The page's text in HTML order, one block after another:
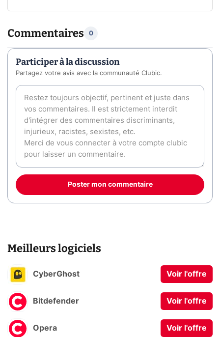
Commentaires 0
Participer à la discussion
Partagez votre avis avec la communauté Clubic.
Poster mon commentaire
Meilleurs logiciels
CyberGhost Voir l'offre
Bitdefender Voir l'offre
Opera Voir l'offre